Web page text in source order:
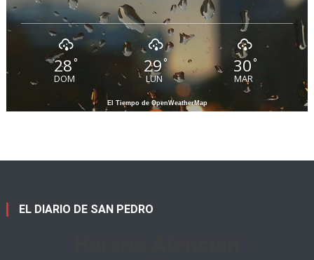
28°
DOM
29 °
LUN
30°
MAR
El Tiempo de OpenWeatherMap
EL DIARIO DE SAN PEDRO